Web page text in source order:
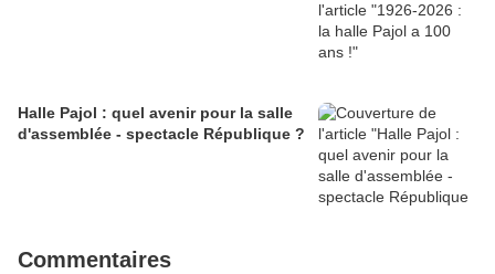
Halle Pajol : quel avenir pour la salle
d'assemblée - spectacle République ?
Commentaires